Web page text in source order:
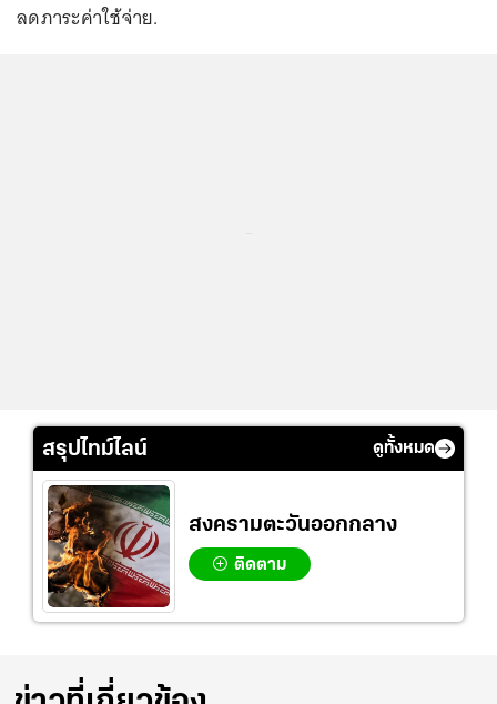
ลดภาระค่าใช้จ่าย.
สรุปไทม์ไลน์ ดูทั้งหมด
สงครามตะวันออกกลาง
ติดตาม